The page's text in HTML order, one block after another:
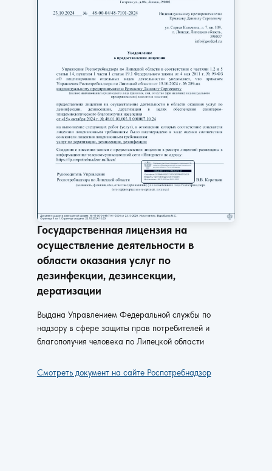
Государственная лицензия на
осуществление деятельности в
области оказания услуг по
дезинфекции, дезинсекции,
дератизации
Выдана Управлением Федеральной службы по
надзору в сфере защиты прав потребителей и
благополучия человека по Липецкой области
Смотреть документ на сайте Роспотребнадзор